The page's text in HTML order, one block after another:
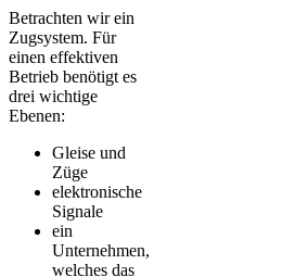
Betrachten wir ein
Zugsystem. Für
einen effektiven
Betrieb benötigt es
drei wichtige
Ebenen:
Gleise und
Züge
elektronische
Signale
ein
Unternehmen,
welches das